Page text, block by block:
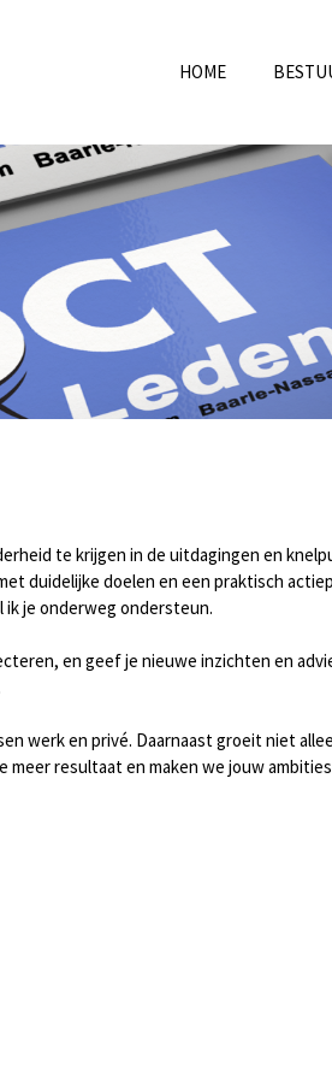
HOME
te krijgen in de uitdagingen en
duidelijke doelen en een praktisch
je onderweg ondersteun.
en geef je nieuwe inzichten en
werk en privé. Daarnaast groeit niet
meer resultaat en maken we jouw